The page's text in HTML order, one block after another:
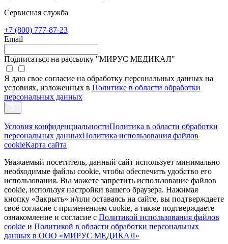
Сервисная служба
+7 (800) 777-87-23
Email
Подписаться на рассылку "МИРУС МЕДИКАЛ"
Я даю свое согласие на обработку персональных данных на
условиях, изложенных в Политике в области обработки
персональных данных
Условия конфиденциальностиПолитика в области обработки
персональных данныхПолитика использования файлов
cookieКарта сайта
Уважаемый посетитель, данный сайт использует минимально
необходимые файлы cookie, чтобы обеспечить удобство его
использования. Вы можете запретить использование файлов
cookie, используя настройки вашего браузера. Нажимая
кнопку «Закрыть» и/или оставаясь на сайте, вы подтверждаете
своё согласие с применением cookie, а также подтверждаете
ознакомление и согласие с Политикой использования файлов
сookie и Политикой в области обработки персональных
данных в ООО «МИРУС МЕДИКАЛ»